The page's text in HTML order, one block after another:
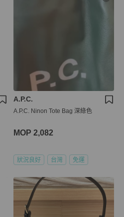
A.P.C.
A.P.C. Ninon Tote Bag 深綠色
MOP 2,082
狀況良好 台灣 免運